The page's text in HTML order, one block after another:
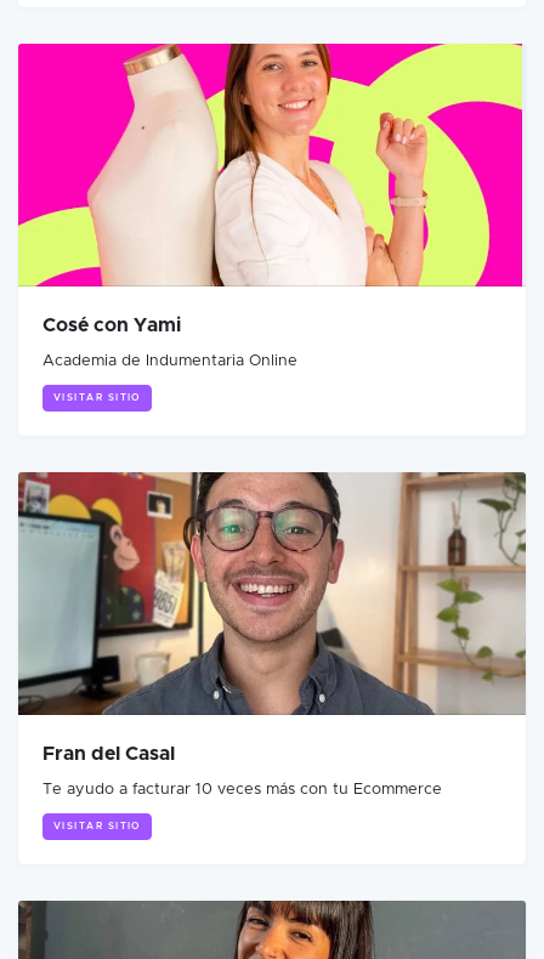
Cosé con Yami
Academia de Indumentaria Online
VISITAR SITIO
Fran del Casal
Te ayudo a facturar 10 veces más con tu Ecommerce
VISITAR SITIO